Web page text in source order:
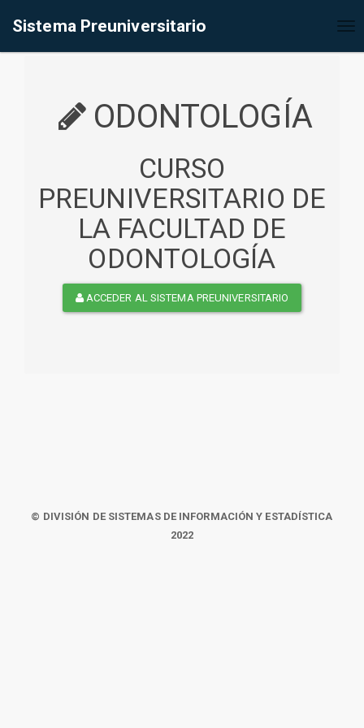
Sistema Preuniversitario
ODONTOLOGÍA
CURSO
PREUNIVERSITARIO DE
LA FACULTAD DE
ODONTOLOGÍA
ACCEDER AL SISTEMA PREUNIVERSITARIO
© DIVISIÓN DE SISTEMAS DE INFORMACIÓN Y ESTADÍSTICA
2022